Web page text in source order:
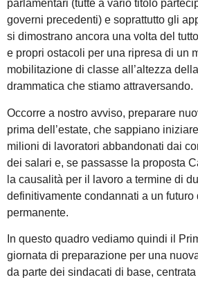
parlamentari (tutte a vario titolo
governi precedenti) e soprattutto gli
si dimostrano ancora una volta del
e propri ostacoli per una ripresa di un
mobilitazione di classe all’altezza
drammatica che stiamo attraversando.
Occorre a nostro avviso, preparare
prima dell’estate, che sappiano
milioni di lavoratori abbandonati dai
dei salari e, se passasse la proposta
la causalità per il lavoro a termine di
definitivamente condannati a un futuro
permanente.
In questo quadro vediamo quindi il
giornata di preparazione per una
da parte dei sindacati di base,